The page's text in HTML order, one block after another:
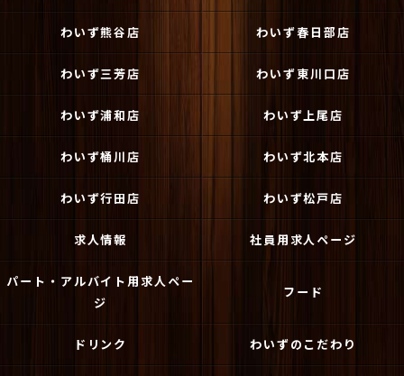
わいず熊谷店 わいず春日部店
わいず三芳店 わいず東川口店
わいず浦和店 わいず上尾店
わいず桶川店 わいず北本店
わいず行田店 わいず松戸店
求人情報 社員用求人ページ
パート・アルバイト用求人ペー
ジ
フード
ドリンク わいずのこだわり